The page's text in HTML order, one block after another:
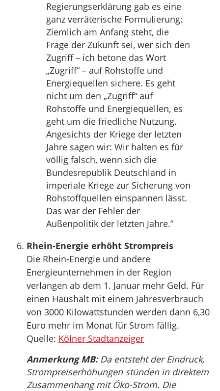
Regierungserklärung gab es eine
ganz verräterische Formulierung:
Ziemlich am Anfang steht, die
Frage der Zukunft sei, wer sich den
Zugriff – ich betone das Wort
„Zugriff“ – auf Rohstoffe und
Energiequellen sichere. Es geht
nicht um den „Zugriff“ auf
Rohstoffe und Energiequellen, es
geht um die friedliche Nutzung.
Angesichts der Kriege der letzten
Jahre sagen wir: Wir halten es für
völlig falsch, wenn sich die
Bundesrepublik Deutschland in
imperiale Kriege zur Sicherung von
Rohstoffquellen einspannen lässt.
Das war der Fehler der
Außenpolitik der letzten Jahre.”
Rhein-Energie erhöht Strompreis
Die Rhein-Energie und andere
Energieunternehmen in der Region
verlangen ab dem 1. Januar mehr Geld. Für
einen Haushalt mit einem Jahresverbrauch
von 3000 Kilowattstunden werden dann 6,30
Euro mehr im Monat für Strom fällig.
Quelle: Kölner Stadtanzeiger
Anmerkung MB:Da entsteht der Eindruck,
Strompreiserhöhungen stünden in direktem
Zusammenhang mit Öko-Strom. Die